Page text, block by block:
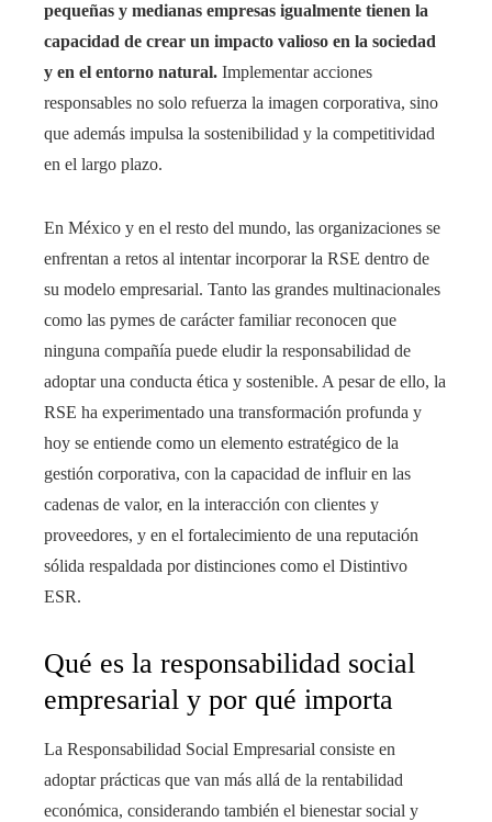
pequeñas y medianas empresas igualmente tienen la
capacidad de crear un impacto valioso en la sociedad
y en el entorno natural. Implementar acciones
responsables no solo refuerza la imagen corporativa, sino
que además impulsa la sostenibilidad y la competitividad
en el largo plazo.
En México y en el resto del mundo, las organizaciones se
enfrentan a retos al intentar incorporar la RSE dentro de
su modelo empresarial. Tanto las grandes multinacionales
como las pymes de carácter familiar reconocen que
ninguna compañía puede eludir la responsabilidad de
adoptar una conducta ética y sostenible. A pesar de ello, la
RSE ha experimentado una transformación profunda y
hoy se entiende como un elemento estratégico de la
gestión corporativa, con la capacidad de influir en las
cadenas de valor, en la interacción con clientes y
proveedores, y en el fortalecimiento de una reputación
sólida respaldada por distinciones como el Distintivo
ESR.
Qué es la responsabilidad social
empresarial y por qué importa
La Responsabilidad Social Empresarial consiste en
adoptar prácticas que van más allá de la rentabilidad
económica, considerando también el bienestar social y